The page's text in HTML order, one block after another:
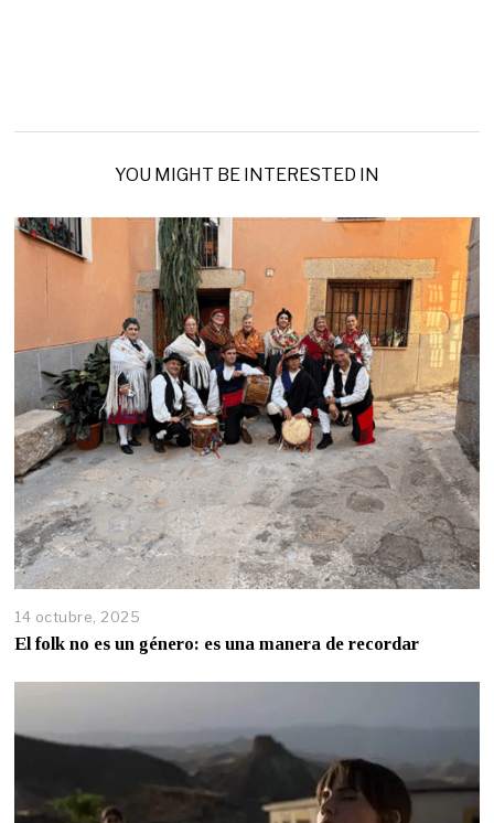
YOU MIGHT BE INTERESTED IN
14 octubre, 2025
El folk no es un género: es una manera de recordar